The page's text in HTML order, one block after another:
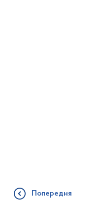
Попередня